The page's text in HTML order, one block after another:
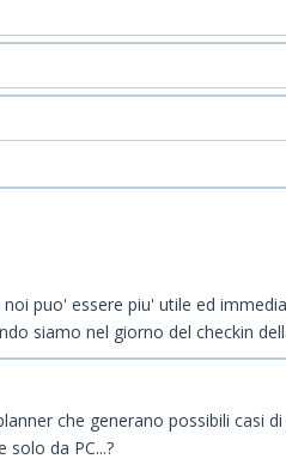
puo' essere piu' utile ed
siamo nel giorno del checkin
che generano possibili casi
da PC...?